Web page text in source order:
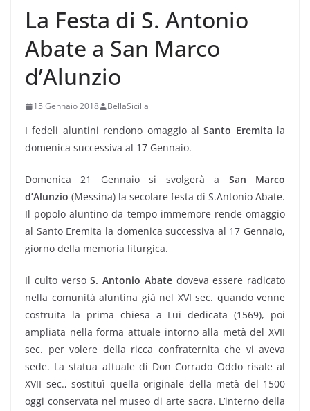
La Festa di S. Antonio
Abate a San Marco
d’Alunzio
15 Gennaio 2018 BellaSicilia
I fedeli aluntini rendono omaggio al Santo Eremita la
domenica successiva al 17 Gennaio.
Domenica 21 Gennaio si svolgerà a San Marco
d’Alunzio (Messina) la secolare festa di S.Antonio Abate.
Il popolo aluntino da tempo immemore rende omaggio
al Santo Eremita la domenica successiva al 17 Gennaio,
giorno della memoria liturgica.
Il culto versoS. Antonio Abatedoveva essere radicato
nella comunità aluntina già nel XVI sec. quando venne
costruita la prima chiesa a Lui dedicata (1569), poi
ampliata nella forma attuale intorno alla metà del XVII
sec. per volere della ricca confraternita che vi aveva
sede. La statua attuale di Don Corrado Oddo risale al
XVII sec., sostituì quella originale della metà del 1500
oggi conservata nel museo di arte sacra. L’interno della